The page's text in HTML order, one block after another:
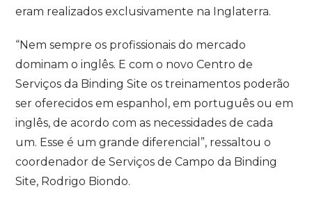
eram realizados exclusivamente na Inglaterra.
“Nem sempre os profissionais do mercado
dominam o inglês. E com o novo Centro de
Serviços da Binding Site os treinamentos poderão
ser oferecidos em espanhol, em português ou em
inglês, de acordo com as necessidades de cada
um. Esse é um grande diferencial”, ressaltou o
coordenador de Serviços de Campo da Binding
Site, Rodrigo Biondo.